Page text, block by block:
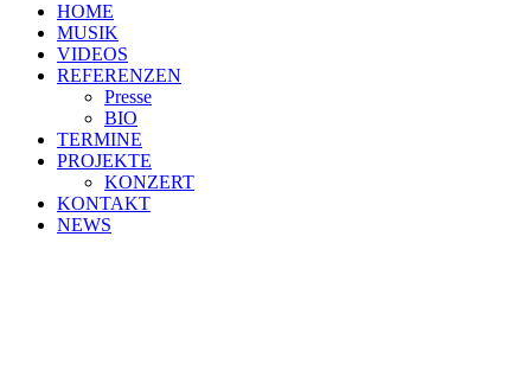
HOME
MUSIK
VIDEOS
REFERENZEN
Presse
BIO
TERMINE
PROJEKTE
KONZERT
KONTAKT
NEWS